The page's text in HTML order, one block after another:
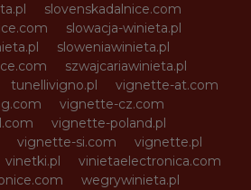
slovenskadalnice.com
slowacja-winieta.pl
sloweniawinieta.pl
szwajcariawinieta.pl
tunellivigno.pl
vignette-at.com
vignette-cz.com
vignette-poland.pl
vignette-si.com
vignette.pl
vinetki.pl
vinietaelectronica.com
wegrywinieta.pl